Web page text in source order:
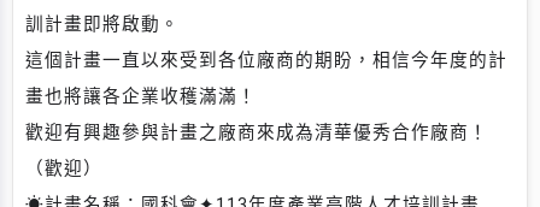
訓計畫即將啟動。
這個計畫一直以來受到各位廠商的期盼，相信今年度的計
畫也將讓各企業收穫滿滿！
歡迎有興趣參與計畫之廠商來成為清華優秀合作廠商！
（歡迎）